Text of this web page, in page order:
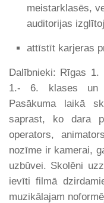
meistarklasēs,
auditorijas
attīstīt karjeras
Dalībnieki: Rīgas
1.- 6. klases un
Pasākuma laikā
saprast, ko dara
operators,
nozīme ir kamerai,
uzbūvei. Skolēni
ievīti filmā
muzikālajam